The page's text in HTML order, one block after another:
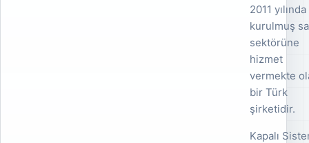
2011 yılında
kurulmuş
sektörüne
hizmet
vermekte
bir Türk
şirketidir.
Kapalı